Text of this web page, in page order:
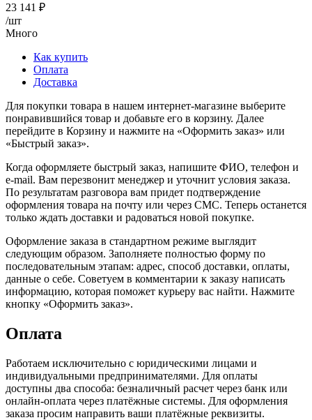
23 141 ₽
/шт
Много
Как купить
Оплата
Доставка
Для покупки товара в нашем интернет-магазине выберите
понравившийся товар и добавьте его в корзину. Далее
перейдите в Корзину и нажмите на «Оформить заказ» или
«Быстрый заказ».
Когда оформляете быстрый заказ, напишите ФИО, телефон и
e-mail. Вам перезвонит менеджер и уточнит условия заказа.
По результатам разговора вам придет подтверждение
оформления товара на почту или через СМС. Теперь останется
только ждать доставки и радоваться новой покупке.
Оформление заказа в стандартном режиме выглядит
следующим образом. Заполняете полностью форму по
последовательным этапам: адрес, способ доставки, оплаты,
данные о себе. Советуем в комментарии к заказу написать
информацию, которая поможет курьеру вас найти. Нажмите
кнопку «Оформить заказ».
Оплата
Работаем исключительно с юридическими лицами и
индивидуальными предпринимателями. Для оплаты
доступны два способа: безналичный расчет через банк или
онлайн-оплата через платёжные системы. Для оформления
заказа просим направить ваши платёжные реквизиты.